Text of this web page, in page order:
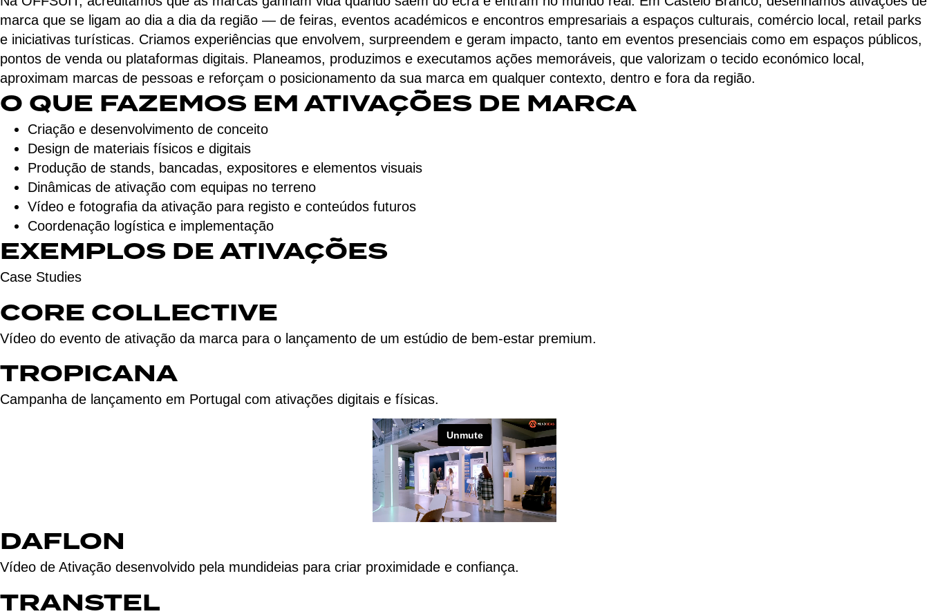
marca que se ligam ao dia a dia da região — de feiras, eventos académicos e encontros empresariais a espaços culturais, comércio local, retail parks
e iniciativas turísticas. Criamos experiências que envolvem, surpreendem e geram impacto, tanto em eventos presenciais como em espaços públicos,
pontos de venda ou plataformas digitais. Planeamos, produzimos e executamos ações memoráveis, que valorizam o tecido económico local,
aproximam marcas de pessoas e reforçam o posicionamento da sua marca em qualquer contexto, dentro e fora da região.
O QUE FAZEMOS EM ATIVAÇÕES DE MARCA
Criação e desenvolvimento de conceito
Design de materiais físicos e digitais
Produção de stands, bancadas, expositores e elementos visuais
Dinâmicas de ativação com equipas no terreno
Vídeo e fotografia da ativação para registo e conteúdos futuros
Coordenação logística e implementação
EXEMPLOS DE ATIVAÇÕES
Case Studies
CORE COLLECTIVE
Vídeo do evento de ativação da marca para o lançamento de um estúdio de bem-estar premium.
TROPICANA
Campanha de lançamento em Portugal com ativações digitais e físicas.
DAFLON
Vídeo de Ativação desenvolvido pela mundideias para criar proximidade e confiança.
TRANSTEL